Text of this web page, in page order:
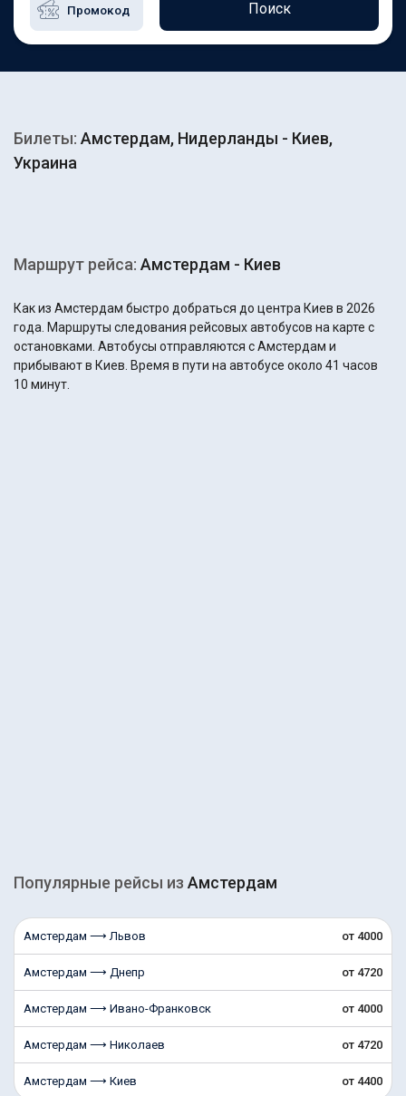
Поиск
Билеты: Амстердам, Нидерланды - Киев,
Украина
Маршрут рейса: Амстердам - Киев
Как из Амстердам быстро добраться до центра Киев в 2026
года. Маршруты следования рейсовых автобусов на карте с
остановками. Автобусы отправляются с Амстердам и
прибывают в Киев. Время в пути на автобусе около 41 часов
10 минут.
Популярные рейсы из Амстердам
Амстердам ⟶ Львов от 4000
Амстердам ⟶ Днепр от 4720
Амстердам ⟶ Ивано-Франковск от 4000
Амстердам ⟶ Николаев от 4720
Амстердам ⟶ Киев от 4400